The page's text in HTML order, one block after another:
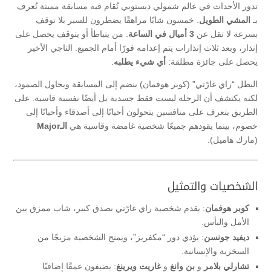
تدور الأحداث في عالم شمولي ديستوبي تُقام فيه مسابقة مميتة تُعرف
بـ المشي الطويل . خمسون شابًا مراهقًا يضطرون للسير بلا توقف
بسرعة لا تقل عن 3 أميال في الساعة
. من يتباطأ أو يتوقف يحصل على
إنذار، وبعد ثلاث إنذارات يتم إعدامه فورًا أمام الجميع. الناجي الأخير
يحصل على جائزة مطلقة: أي شيء يطلبه
البطل “راي غارّتي” (كوبر هوفمان) ينضم إلى المسابقة ويحاول الصمود،
لكنه يكتشف أن الرحلة ليست فقط جسدية بل أيضًا نفسية قاسية. على
الطريق يتعرف على منافسين يتحولون أحيانًا إلى أصدقاء وأحيانًا إلى
خصوم، بينما يقودهم جميعًا شخصية غامضة وقاسية هي الـMajor
(مارك هاميل).
الشخصيات والتمثيل
كوبر هوفمان: يقدم شخصية راي غارّتي بصدق كبير، شاب ممزق بين
الأمل واليأس.
ديفيد جونسن: يؤدي دور “مكفريز”، ويمنح الشخصية مزيجًا من
السخرية والإنسانية.
تشارلي بلامر و بن وانغ وغاريت ويرينغ: يضيفون عمقًا إضافيًا